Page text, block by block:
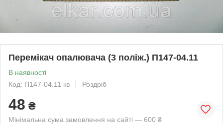
Перемікач опалювача (3 поліж.) П147-04.11
В наявності
Код: П147-04.11 кв
Роздріб
48 ₴
Мінімальна сума замовлення на сайті — 600 ₴